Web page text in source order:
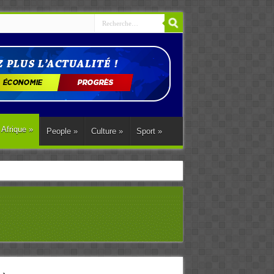
Afrique » People » Culture » Sport »